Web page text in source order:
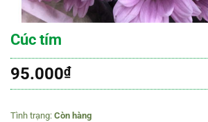
Cúc tím
95.000₫
Còn hàng